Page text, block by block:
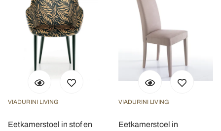
VIADURINI LIVING
Eetkamerstoel in stof en
VIADURINI LIVING
Eetkamerstoel in